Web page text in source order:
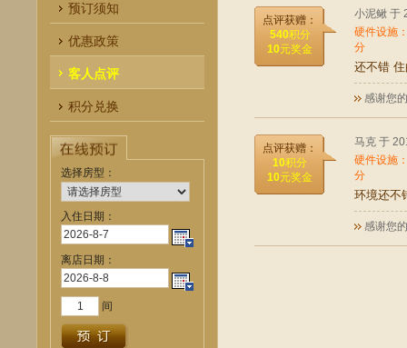
预订须知
优惠政策
客人点评
积分兑换
选择房型：
入住日期：
离店日期：
间
点评获赠：
540积分
10元奖金
小泥鳅 于
硬件设施
分
还不错
感谢您
点评获赠：
10积分
10元奖金
马克 于
硬件设施
分
环境还不
感谢您